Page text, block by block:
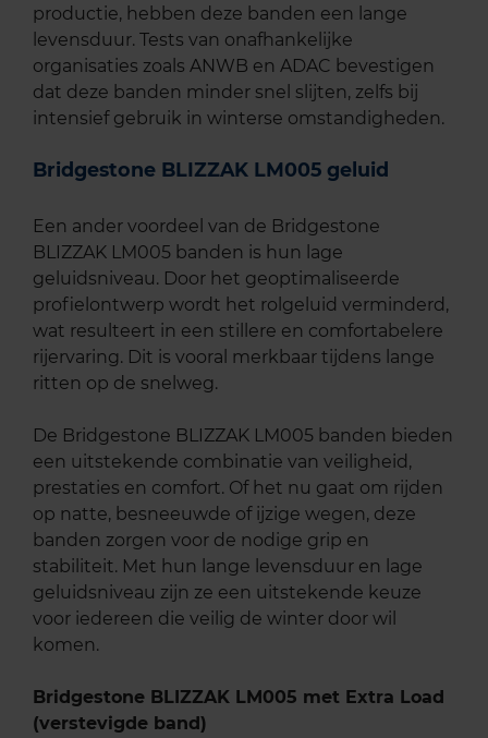
productie, hebben deze banden een lange
levensduur. Tests van onafhankelijke
organisaties zoals ANWB en ADAC bevestigen
dat deze banden minder snel slijten, zelfs bij
intensief gebruik in winterse omstandigheden.
Bridgestone BLIZZAK LM005 geluid
Een ander voordeel van de Bridgestone
BLIZZAK LM005 banden is hun lage
geluidsniveau. Door het geoptimaliseerde
profielontwerp wordt het rolgeluid verminderd,
wat resulteert in een stillere en comfortabelere
rijervaring. Dit is vooral merkbaar tijdens lange
ritten op de snelweg.
De Bridgestone BLIZZAK LM005 banden bieden
een uitstekende combinatie van veiligheid,
prestaties en comfort. Of het nu gaat om rijden
op natte, besneeuwde of ijzige wegen, deze
banden zorgen voor de nodige grip en
stabiliteit. Met hun lange levensduur en lage
geluidsniveau zijn ze een uitstekende keuze
voor iedereen die veilig de winter door wil
komen.
Bridgestone BLIZZAK LM005 met Extra Load
(verstevigde band)